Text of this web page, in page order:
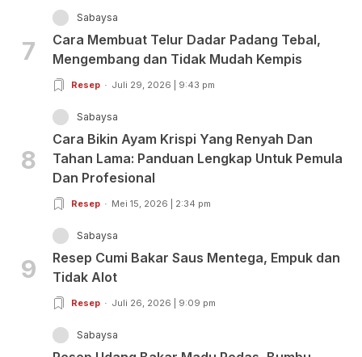
7
Sabaysa
Cara Membuat Telur Dadar Padang Tebal,
Mengembang dan Tidak Mudah Kempis
Resep Juli 29, 2026 | 9:43 pm
8
Sabaysa
Cara Bikin Ayam Krispi Yang Renyah Dan
Tahan Lama: Panduan Lengkap Untuk Pemula
Dan Profesional
Resep Mei 15, 2026 | 2:34 pm
9
Sabaysa
Resep Cumi Bakar Saus Mentega, Empuk dan
Tidak Alot
Resep Juli 26, 2026 | 9:09 pm
Sabaysa